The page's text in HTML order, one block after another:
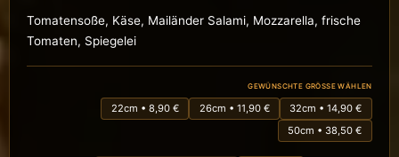
Tomatensoße, Käse, Mailänder Salami, Mozzarella, frische
Tomaten, Spiegelei
GEWÜNSCHTE GRÖSSE WÄHLEN
22cm • 8,90 € 26cm • 11,90 €
32cm • 14,90 €
50cm • 38,50 €